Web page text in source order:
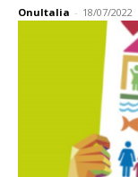
OnuItalia - 18/07/2022